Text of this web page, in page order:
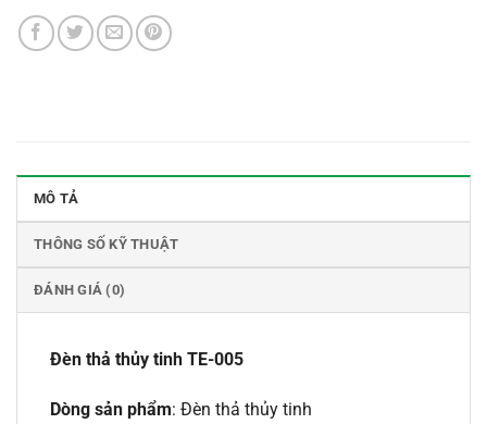
MÔ TẢ
THÔNG SỐ KỸ THUẬT
ĐÁNH GIÁ (0)
Đèn thả thủy tinh TE-005
Dòng sản phẩm: Đèn thả thủy tinh